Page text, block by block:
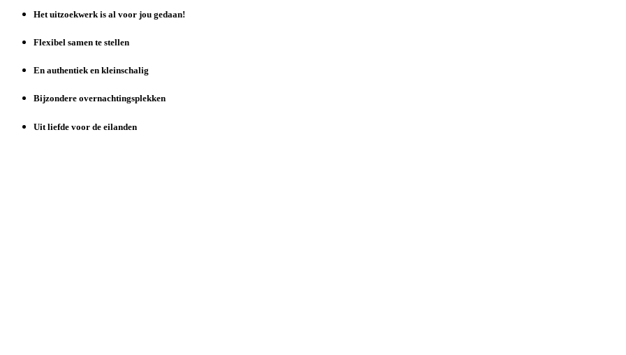
Het uitzoekwerk is al voor jou gedaan!
Flexibel samen te stellen
En authentiek en kleinschalig
Bijzondere overnachtingsplekken
Uit liefde voor de eilanden